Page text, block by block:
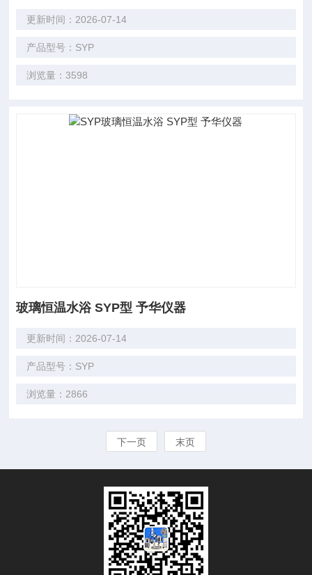
更新时间：2026-07-14
产品型号：SYP
浏览量：3598
玻璃恒温水浴 SYP型 予华仪器
更新时间：2026-07-14
产品型号：SYP
浏览量：2866
下一页 末页